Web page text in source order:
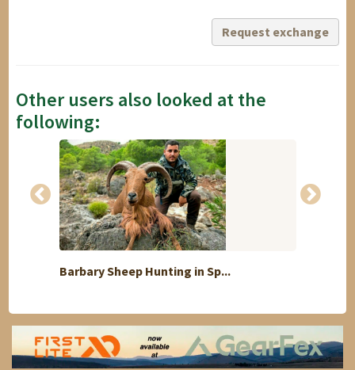
Request exchange
Other users also looked at the
following:
Barbary Sheep Hunting in Sp...